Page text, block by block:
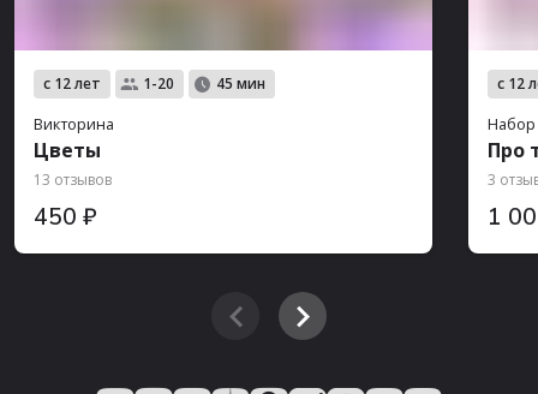
с 12 лет 1-20 45 мин
Викторина
Цветы
13 отзывов
450 ₽
с 12
Набор
Про
3
1